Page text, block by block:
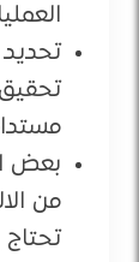
بعض
من